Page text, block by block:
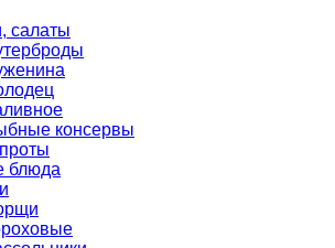
салаты
консервы
блюда